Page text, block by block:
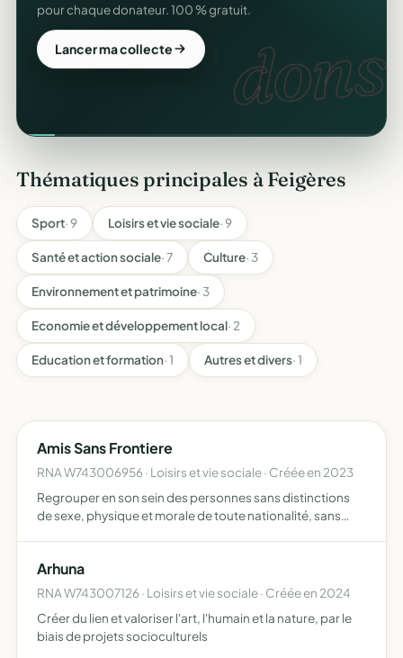
dons.
pour chaque donateur. 100 % gratuit.
Lancer ma collecte
Thématiques principales à Feigères
Sport· 9 Loisirs et vie sociale· 9
Santé et action sociale· 7 Culture· 3
Environnement et patrimoine· 3
Economie et développement local· 2
Education et formation· 1 Autres et divers· 1
Amis Sans Frontiere
RNA W743006956 · Loisirs et vie sociale · Créée en 2023
Regrouper en son sein des personnes sans distinctions
de sexe, physique et morale de toute nationalité, sans
Arhuna
RNA W743007126 · Loisirs et vie sociale · Créée en 2024
Créer du lien et valoriser l'art, l'humain et la nature, par le
biais de projets socioculturels